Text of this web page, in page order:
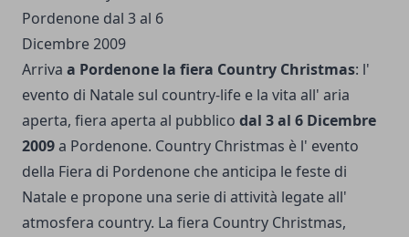
Arriva a Pordenone la fiera Country Christmas: l'
evento di Natale sul country-life e la vita all' aria
aperta, fiera aperta al pubblico dal 3 al 6 Dicembre
2009a Pordenone. Country Christmas è l' evento
della Fiera di Pordenone che anticipa le feste di
Natale e propone una serie di attività legate all'
atmosfera country. La fiera Country Christmas,